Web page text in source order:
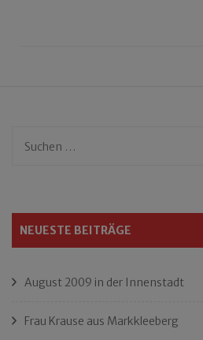
Suchen
NEUESTE BEITRÄGE
August 2009 in der Innenstadt
Frau Krause aus Markkleeberg